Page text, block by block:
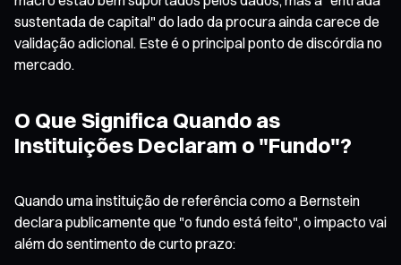
sustentada de capital" do lado da procura ainda carece de
validação adicional. Este é o principal ponto de discórdia no
mercado.
O Que Significa Quando as
Instituições Declaram o "Fundo"?
Quando uma instituição de referência como a Bernstein
declara publicamente que "o fundo está feito", o impacto vai
além do sentimento de curto prazo: